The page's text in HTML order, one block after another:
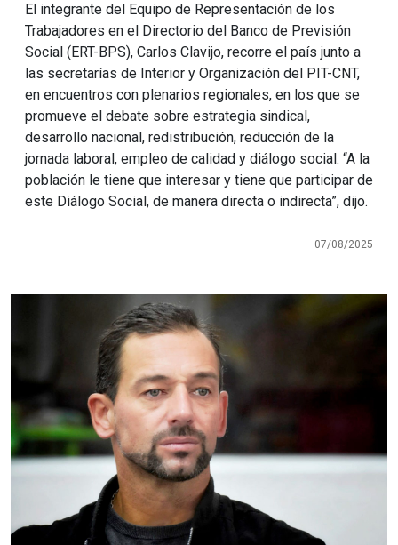
El integrante del Equipo de Representación de los
Trabajadores en el Directorio del Banco de Previsión
Social (ERT-BPS), Carlos Clavijo, recorre el país junto a
las secretarías de Interior y Organización del PIT-CNT,
en encuentros con plenarios regionales, en los que se
promueve el debate sobre estrategia sindical,
desarrollo nacional, redistribución, reducción de la
jornada laboral, empleo de calidad y diálogo social. “A la
población le tiene que interesar y tiene que participar de
este Diálogo Social, de manera directa o indirecta”, dijo.
07/08/2025